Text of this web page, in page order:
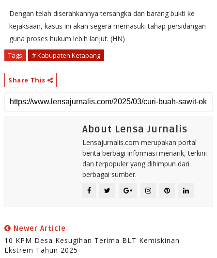
Dengan telah diserahkannya tersangka dan barang bukti ke
kejaksaan, kasus ini akan segera memasuki tahap persidangan
guna proses hukum lebih lanjut. (HN)
Tags # Kabupaten Ketapang
Share This
About Lensa Jurnalis
Lensajurnalis.com merupakan portal
berita berbagi informasi menarik, terkini
dan terpopuler yang dihimpun dari
berbagai sumber.
Newer Article
10 KPM Desa Kesugihan Terima BLT Kemiskinan
Ekstrem Tahun 2025